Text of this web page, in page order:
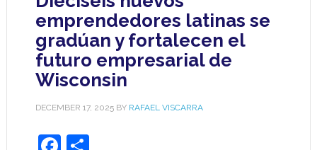
emprendedores latinas se
gradúan y fortalecen el
futuro empresarial de
Wisconsin
DECEMBER 17, 2025BY RAFAEL VISCARRA